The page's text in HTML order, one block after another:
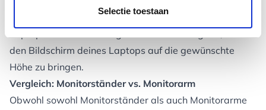
Selectie toestaan
die dir dabei hilft. Gerne zeigen wir dir auch unsere
den Bildschirm deines Laptops auf die gewünschte
Höhe zu bringen.
Vergleich: Monitorständer vs. Monitorarm
Obwohl sowohl Monitorständer als auch Monitorarme